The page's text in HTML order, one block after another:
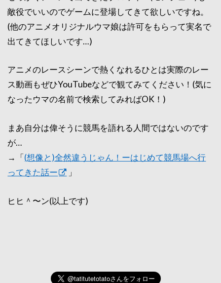
敵役でいいのでゲームに登場してきて欲しいですね。
(他のアニメオリジナルウマ娘は許可をもらって実名で
出てきてほしいです…)
アニメのレースシーンで熱くなれるひとは実際のレー
ス動画もぜひYouTubeなどで観てみてください！(気に
なったウマの名前で検索してみればOK！)
まあ自分は偉そうに競馬を語れる人間ではないのです
が…
→「(想像と)全然違うじゃん！ーはじめて競馬場へ行
ってきた話ー
」
ヒヒ＾〜ン(以上です)